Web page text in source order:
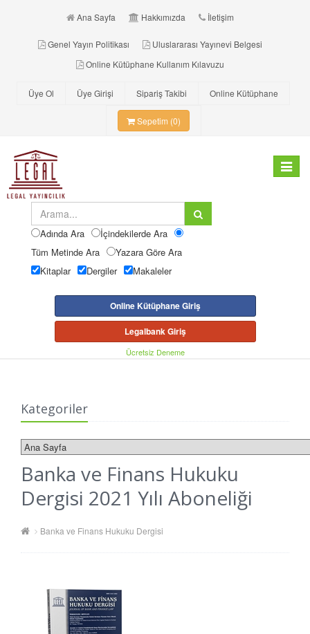
Ana Sayfa Hakkımızda İletişim
Genel Yayın Politikası
Uluslararası Yayınevi Belgesi
Online Kütüphane Kullanım Kılavuzu
Üye Ol Üye Girişi Sipariş Takibi Online Kütüphane
Sepetim (0)
Toggle
Adında Ara
İçindekilerde Ara
Tüm Metinde Ara
Yazara Göre Ara
Kitaplar
Dergiler Makaleler
Online Kütüphane Giriş
Legalbank Giriş
Ücretsiz Deneme
Kategoriler
Banka ve Finans Hukuku
Dergisi 2021 Yılı Aboneliği
Banka ve Finans Hukuku Dergisi